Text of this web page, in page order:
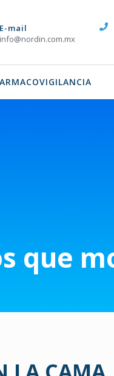
E-mail
info@nordin.com.mx
que